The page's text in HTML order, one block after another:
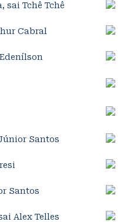
sai Tchê Tchê
Cabral
Santos
Santos
Alex Telles